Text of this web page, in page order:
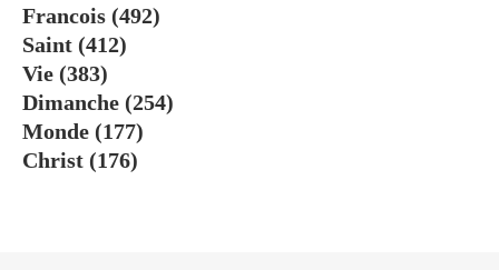
Francois (492)
Saint (412)
Vie (383)
Dimanche (254)
Monde (177)
Christ (176)